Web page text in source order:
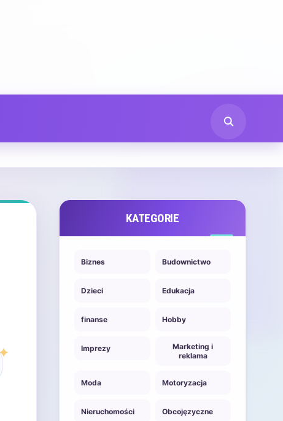
KATEGORIE
Biznes Budownictwo
Dzieci Edukacja
finanse Hobby
Imprezy
Marketing i
reklama
Moda Motoryzacja
Nieruchomości Obcojęzyczne